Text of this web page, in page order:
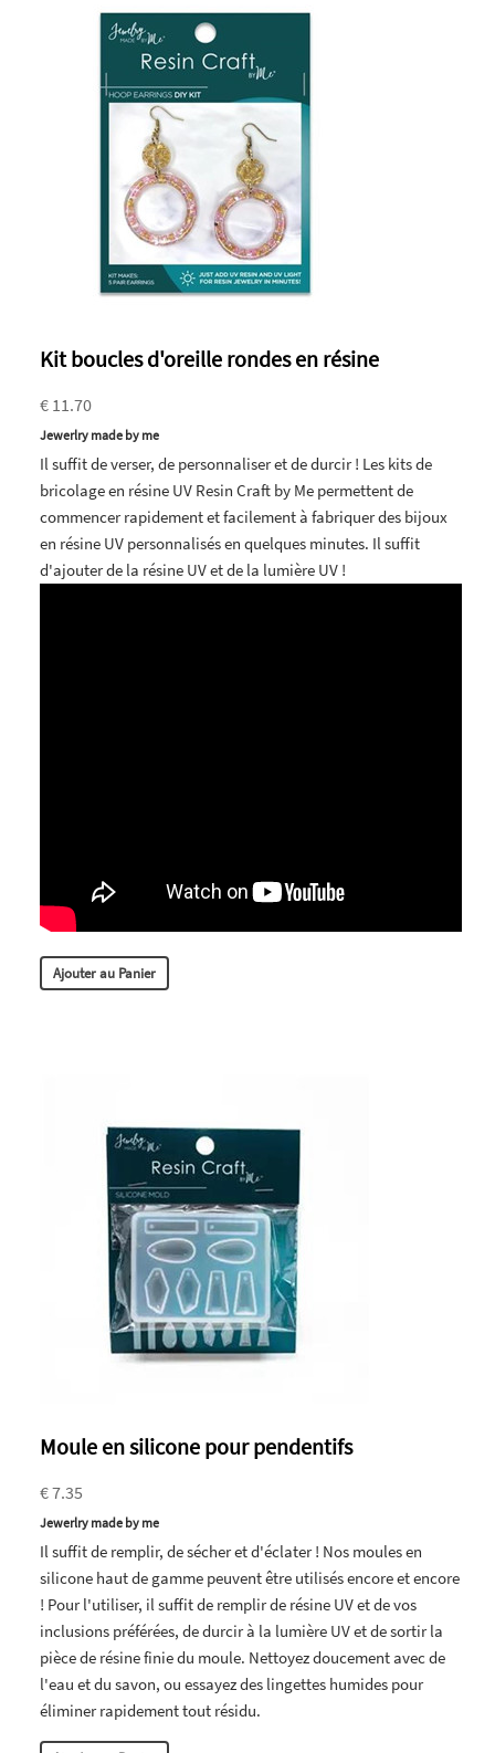
Kit boucles d'oreille rondes en résine
€ 11.70
Jewerlry made by me
Il suffit de verser, de personnaliser et de durcir ! Les kits de
bricolage en résine UV Resin Craft by Me permettent de
commencer rapidement et facilement à fabriquer des bijoux
en résine UV personnalisés en quelques minutes. Il suffit
d'ajouter de la résine UV et de la lumière UV !
Ajouter au Panier
Moule en silicone pour pendentifs
€ 7.35
Jewerlry made by me
Il suffit de remplir, de sécher et d'éclater ! Nos moules en
silicone haut de gamme peuvent être utilisés encore et encore
! Pour l'utiliser, il suffit de remplir de résine UV et de vos
inclusions préférées, de durcir à la lumière UV et de sortir la
pièce de résine finie du moule. Nettoyez doucement avec de
l'eau et du savon, ou essayez des lingettes humides pour
éliminer rapidement tout résidu.